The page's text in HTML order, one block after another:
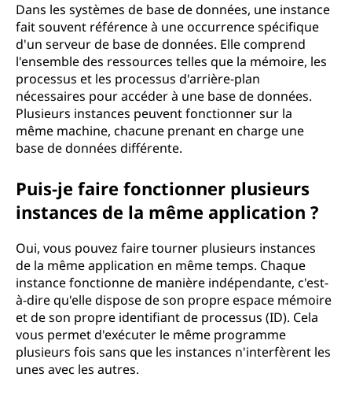
Dans les systèmes de base de données, une instance
fait souvent référence à une occurrence spécifique
d'un serveur de base de données. Elle comprend
l'ensemble des ressources telles que la mémoire, les
processus et les processus d'arrière-plan
nécessaires pour accéder à une base de données.
Plusieurs instances peuvent fonctionner sur la
même machine, chacune prenant en charge une
base de données différente.
Puis-je faire fonctionner plusieurs
instances de la même application ?
Oui, vous pouvez faire tourner plusieurs instances
de la même application en même temps. Chaque
instance fonctionne de manière indépendante, c'est-
à-dire qu'elle dispose de son propre espace mémoire
et de son propre identifiant de processus (ID). Cela
vous permet d'exécuter le même programme
plusieurs fois sans que les instances n'interfèrent les
unes avec les autres.